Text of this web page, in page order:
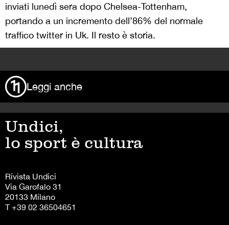
inviati lunedì sera dopo Chelsea-Tottenham,
portando a un incremento dell’86% del normale
traffico twitter in Uk. Il resto è storia.
Leggi anche
Undici,
lo sport è cultura
Rivista Undici
Via Garofalo 31
20133 Milano
T +39 02 36504651